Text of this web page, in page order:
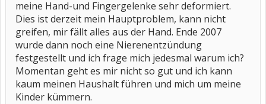
meine Hand-und Fingergelenke sehr deformiert.
Dies ist derzeit mein Hauptproblem, kann nicht
greifen, mir fällt alles aus der Hand. Ende 2007
wurde dann noch eine Nierenentzündung
festgestellt und ich frage mich jedesmal warum ich?
Momentan geht es mir nicht so gut und ich kann
kaum meinen Haushalt führen und mich um meine
Kinder kümmern.